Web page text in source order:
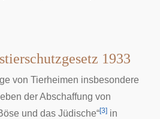
1933
von Tierheimen insbesondere
der Abschaffung von
und das Jüdische“[3] in